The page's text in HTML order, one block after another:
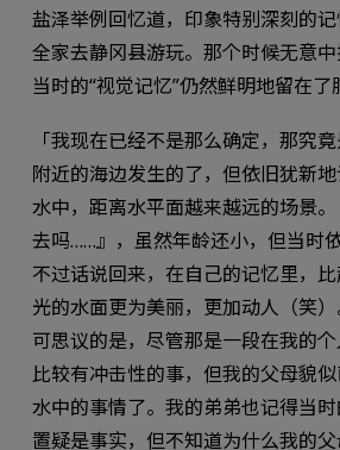
盐泽举例回忆道，印象特别深刻的记
全家去静冈县游玩。那个时候无意
当时的“视觉记忆”仍然鲜明地留在了
「我现在已经不是那么确定，那究
附近的海边发生的了，但依旧犹新
水中，距离水平面越来越远的场景
去吗……』，虽然年龄还小，但当时
不过话说回来，在自己的记忆里，
光的水面更为美丽，更加动人（笑
可思议的是，尽管那是一段在我的
比较有冲击性的事，但我的父母貌
水中的事情了。我的弟弟也记得当
置疑是事实，但不知道为什么我的